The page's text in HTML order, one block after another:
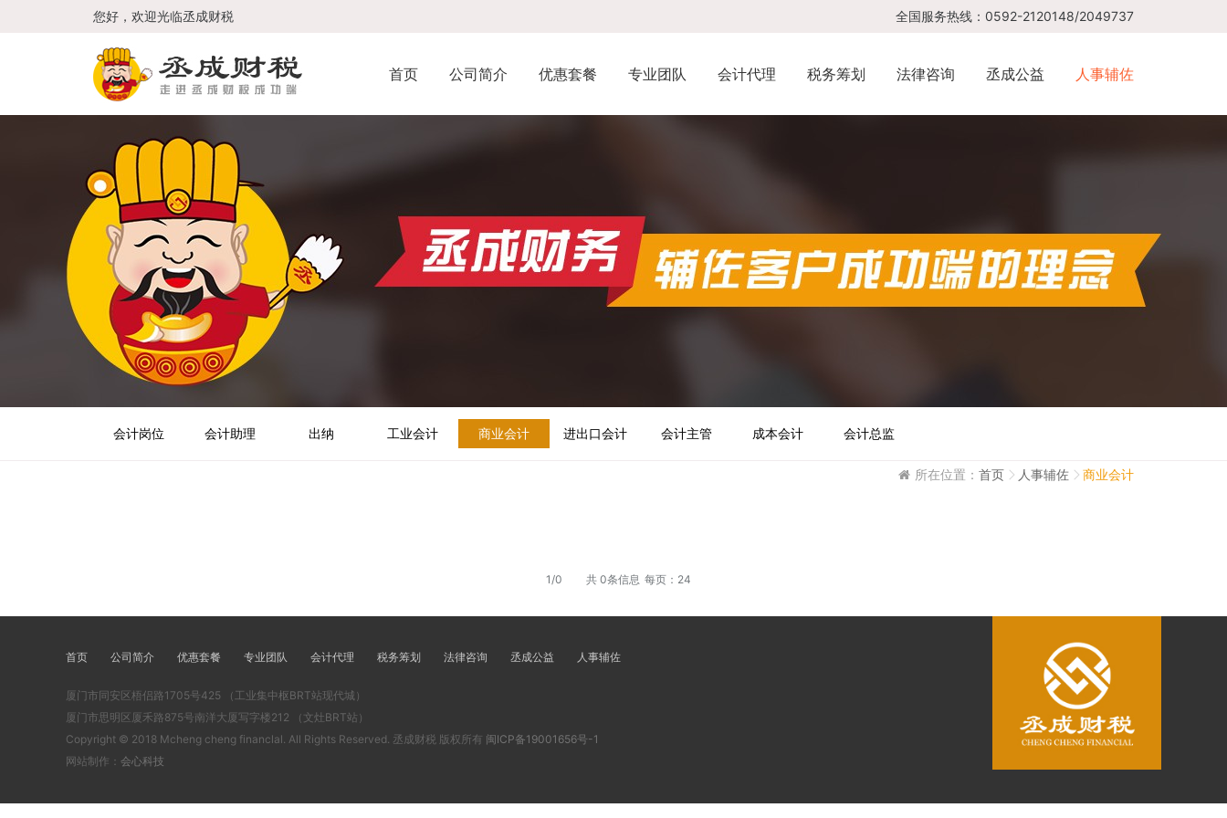
您好，欢迎光临丞成财税 全国服务热线：0592-2120148/2049737
人事辅佐
丞成公益
法律咨询
税务筹划
会计代理
专业团队
优惠套餐
公司简介
首页
会计岗位 会计助理 出纳 工业会计 商业会计 进出口会计 会计主管 成本会计 会计总监
所在位置： 首页 人事辅佐 商业会计
1/0 每页：24
共 0条信息
首页 公司简介 优惠套餐 专业团队 会计代理 税务筹划 法律咨询 丞成公益 人事辅佐
厦门市同安区梧侣路1705号425 （工业集中枢BRT站现代城）
厦门市思明区厦禾路875号南洋大厦写字楼212 （文灶BRT站）
Copyright © 2018 Mcheng cheng financlal. All Rights Reserved. 丞成财税 版权所有 闽ICP备19001656号-1
网站制作： 会心科技